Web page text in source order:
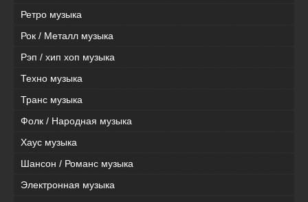
Ретро музыка
Рок / Металл музыка
Рэп / хип хоп музыка
Техно музыка
Транс музыка
Фолк / Народная музыка
Хаус музыка
Шансон / Романс музыка
Электронная музыка